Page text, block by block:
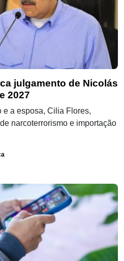
julgamento de Nicolás
2027
e a esposa, Cilia Flores,
narcoterrorismo e importação